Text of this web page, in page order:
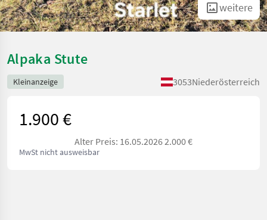
weitere
Alpaka Stute
Kleinanzeige 3053Niederösterreich
1.900 €
Alter Preis: 16.05.2026 2.000 €
MwSt nicht ausweisbar